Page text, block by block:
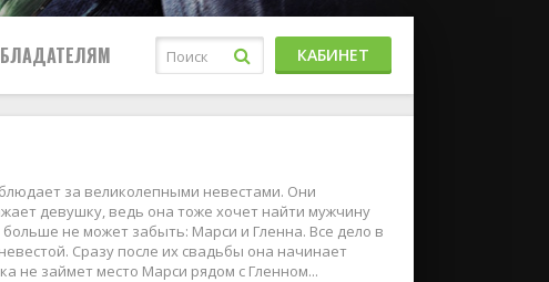
КАБИНЕТ
за великолепными невестами. Они
девушку, ведь она тоже хочет найти мужчину
не может забыть: Марси и Гленна. Все дело в
Сразу после их свадьбы она начинает
не займет место Марси рядом с Гленном...